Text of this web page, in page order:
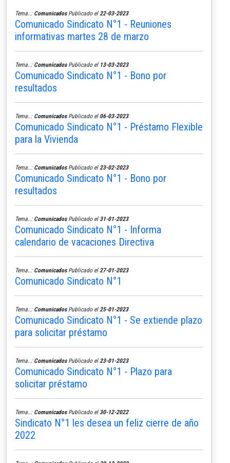
Tema..: ComunicadosPublicado el 22-03-2023
Comunicado Sindicato N°1 - Reuniones
informativas martes 28 de marzo
Tema..: ComunicadosPublicado el 13-03-2023
Comunicado Sindicato N°1 - Bono por
resultados
Tema..: ComunicadosPublicado el 06-03-2023
Comunicado Sindicato N°1 - Préstamo Flexible
para la Vivienda
Tema..: ComunicadosPublicado el 23-02-2023
Comunicado Sindicato N°1 - Bono por
resultados
Tema..: ComunicadosPublicado el 31-01-2023
Comunicado Sindicato N°1 - Informa
calendario de vacaciones Directiva
Tema..: ComunicadosPublicado el 27-01-2023
Comunicado Sindicato N°1
Tema..: ComunicadosPublicado el 25-01-2023
Comunicado Sindicato N°1 - Se extiende plazo
para solicitar préstamo
Tema..: ComunicadosPublicado el 23-01-2023
Comunicado Sindicato N°1 - Plazo para
solicitar préstamo
Tema..: ComunicadosPublicado el 30-12-2022
Sindicato N°1 les desea un feliz cierre de año
2022